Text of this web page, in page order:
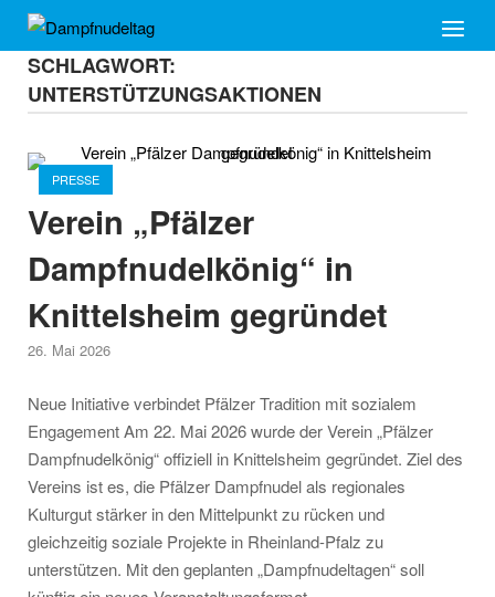
Skip
content
Home Menu
SCHLAGWORT:
UNTERSTÜTZUNGSAKTIONEN
PRESSE
Open post
Verein „Pfälzer
Dampfnudelkönig“ in
Knittelsheim gegründet
26. Mai 2026
Neue Initiative verbindet Pfälzer Tradition mit sozialem
Engagement Am 22. Mai 2026 wurde der Verein „Pfälzer
Dampfnudelkönig“ offiziell in Knittelsheim gegründet. Ziel des
Vereins ist es, die Pfälzer Dampfnudel als regionales
Kulturgut stärker in den Mittelpunkt zu rücken und
gleichzeitig soziale Projekte in Rheinland-Pfalz zu
unterstützen. Mit den geplanten „Dampfnudeltagen“ soll